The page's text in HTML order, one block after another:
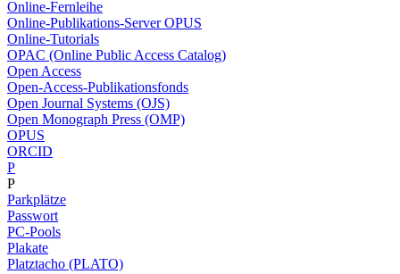
Online-Fernleihe
Online-Publikations-Server OPUS
Online-Tutorials
OPAC (Online Public Access Catalog)
Open Access
Open-Access-Publikationsfonds
Open Journal Systems (OJS)
Open Monograph Press (OMP)
OPUS
ORCID
P
P
Parkplätze
Passwort
PC-Pools
Plakate
Platztacho (PLATO)